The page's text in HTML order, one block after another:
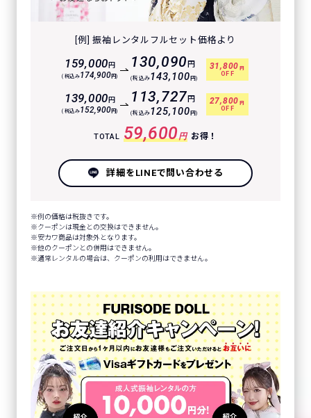
[例] 振袖レンタルフルセット価格より
159,000円
(税込み174,900円)
130,090 円
(税込み143,100 円)
31,800 円
OFF
139,000円
(税込み152,900円)
113,727 円
(税込み125,100 円)
27,800 円
OFF
TOTAL 59,600円 お得！
詳細をLINEで問い合わせる
例の価格は税抜きです。
クーポンは現金との交換はできません。
安カワ商品は対象外となります。
他のクーポンとの併用はできません。
通常レンタルの場合は、クーポンの利用はできません。